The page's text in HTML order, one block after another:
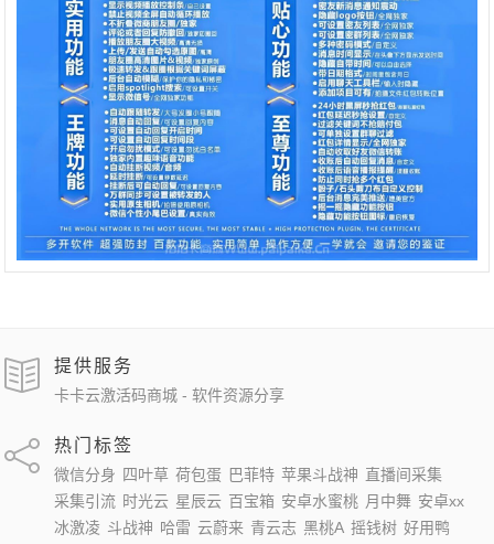
提供服务
卡卡云激活码商城 - 软件资源分享
热门标签
微信分身 四叶草 荷包蛋 巴菲特 苹果斗战神 直播间采集
采集引流 时光云 星辰云 百宝箱 安卓水蜜桃 月中舞 安卓xx
冰激凌 斗战神 哈雷 云蔚来 青云志 黑桃A 摇钱树 好用鸭